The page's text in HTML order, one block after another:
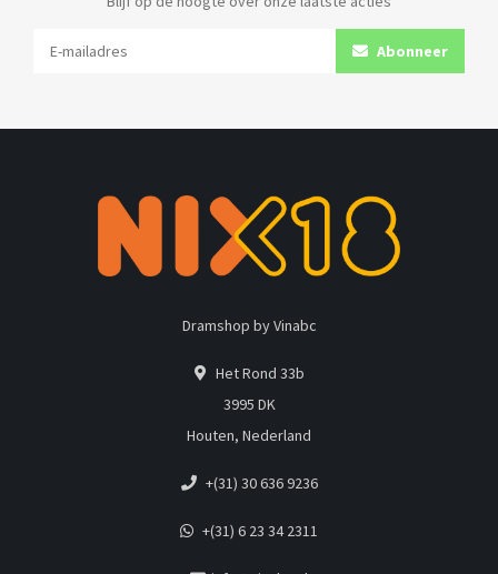
Abonneer
Dramshop by Vinabc
Het Rond 33b
3995 DK
Houten, Nederland
+(31) 30 636 9236
+(31) 6 23 34 2311